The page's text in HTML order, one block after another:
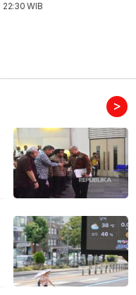
22:30 WIB
>